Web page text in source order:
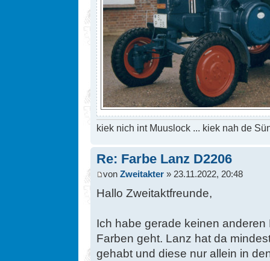
kiek nich int Muuslock ... kiek nah de
Re: Farbe Lanz D2206
von Zweitakter » 23.11.2022, 20:48
Hallo Zweitaktfreunde,
Ich habe gerade keinen
Farben geht. Lanz hat da
gehabt und diese nur allein in